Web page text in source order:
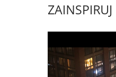
ZAINSPIRUJ